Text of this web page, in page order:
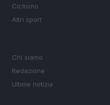
Ciclismo
Altri sport
Chi siamo
Redazione
Ultime notizie